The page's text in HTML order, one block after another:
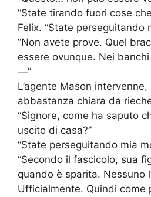
“State tirando fuori cose
Felix. “State perseguitando
“Non avete prove. Quel
essere ovunque. Nei
—”
L’agente Mason
abbastanza chiara da
“Signore, come ha saputo
uscito di casa?”
“State perseguitando mia
“Secondo il fascicolo, sua
quando è sparita. Nessuno
Ufficialmente. Quindi come